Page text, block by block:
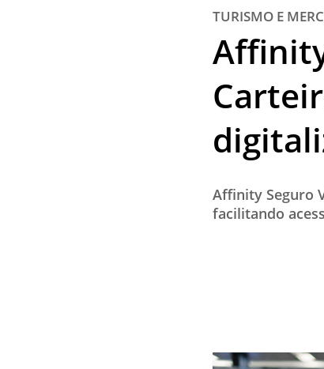
TURISMO E
Affinity Seguro
facilitando